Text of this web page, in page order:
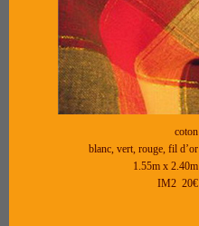
coton
blanc, vert, rouge, fil d’or
1.55m x 2.40m
IM2 20€